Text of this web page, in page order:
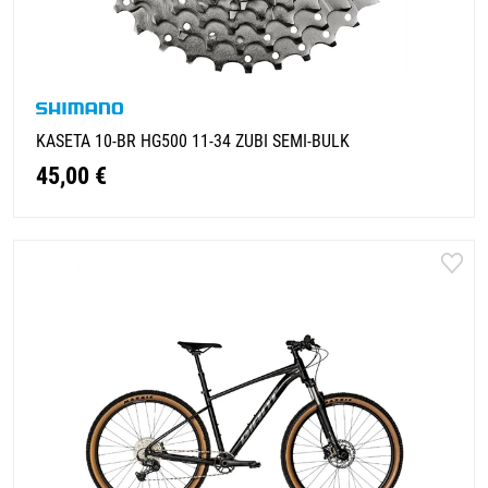
KASETA 10-BR HG500 11-34 ZUBI SEMI-BULK
45,00 €